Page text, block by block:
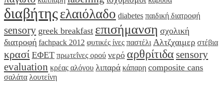
διαβήτηςελαιόλαδο diabetes παιδική διατροφή
sensory greek breakfast επισήμανση σχολική
διατροφή fachpack 2012 φυτικές ίνες παστέλι Αλτζχαιμερ στέβια
κρασί ΕΦΕΤ πρωτεΐνες ορού νερό αρθρίτιδα sensory
evaluation κρέας αλόγου λιπαρά κάπαρη composite cans
σαλάτα λουτείνη